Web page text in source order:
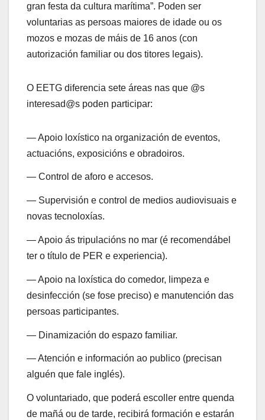
gran festa da cultura marítima”. Poden ser
voluntarias as persoas maiores de idade ou os
mozos e mozas de máis de 16 anos (con
autorización familiar ou dos titores legais).
O EETG diferencia sete áreas nas que @s
interesad@s poden participar:
— Apoio loxístico na organización de eventos,
actuacións, exposicións e obradoiros.
— Control de aforo e accesos.
— Supervisión e control de medios audiovisuais e
novas tecnoloxías.
— Apoio ás tripulacións no mar (é recomendábel
ter o título de PER e experiencia).
— Apoio na loxística do comedor, limpeza e
desinfección (se fose preciso) e manutención das
persoas participantes.
— Dinamización do espazo familiar.
— Atención e información ao publico (precisan
alguén que fale inglés).
O voluntariado, que poderá escoller entre quenda
de mañá ou de tarde, recibirá formación e estarán